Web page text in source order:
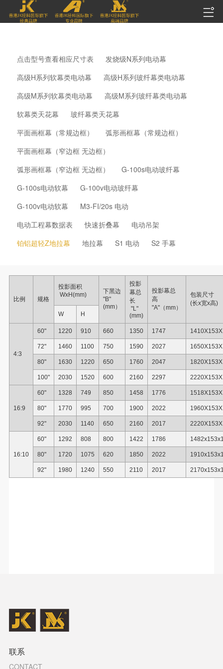
点击型号查看相应尺寸表
发烧级N系列电动幕
高级H系列软幕类电动幕
高级H系列玻纤幕类电动幕
高级M系列软幕类电动幕
高级M系列玻纤幕类电动幕
软幕类天花幕
玻纤幕类天花幕
平面画框幕（常规边框）
弧形画框幕（常规边框）
平面画框幕（窄边框 无边框）
弧形画框幕（窄边框 无边框）
G-100s电动玻纤幕
G-100s电动软幕
G-100v电动玻纤幕
G-100v电动软幕
M3-FI/20s 电动
电动工程幕数据表
快速折叠幕
电动吊架
铂铝超轻Z地拉幕
地拉幕 S1 电动 S2 手幕
比例 规格
投影面积
WxH(mm)
下黑边
"B"
(mm）
投影
幕总
长
"L"
(mm)
投影幕总
高
"A"（mm）
包装尺寸
(长x宽x高)
W
H
4:3
60" 1220 910 660 1350 1747
72" 1460 1100 750 1590 2027
80" 1630 1220 650 1760 2047
100" 2030 1520 600 2160 2297
16:9
60" 1328 749 850 1458 1776
80" 1770 995 700 1900 2022
92" 2030 1140 650 2160 2017
16:10
60" 1292 808 800 1422 1786
80" 1720 1075 620 1850 2022
92" 1980 1240 550 2110 2017
联系
CONTACT